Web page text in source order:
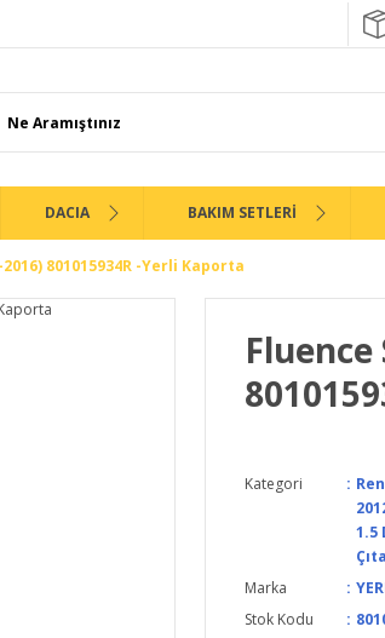
DACIA BAKIM SETLERİ
801015934R -Yerli Kaporta
Fluence
Kategori
1.5
Çıta
Marka
Stok Kodu